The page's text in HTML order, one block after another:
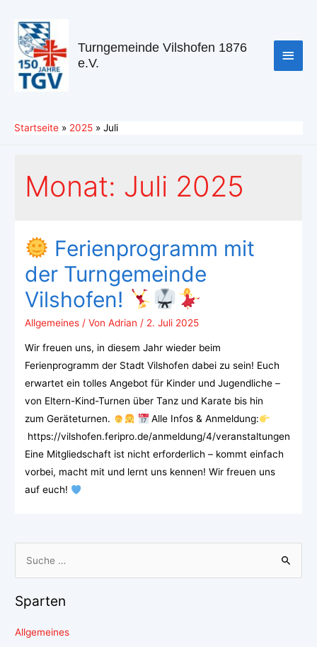
Turngemeinde Vilshofen 1876
e.V.
Startseite 2025 Juli
Monat: Juli 2025
Ferienprogramm mit
der Turngemeinde
Vilshofen!
Allgemeines/ Von Adrian / 2. Juli 2025
Wir freuen uns, in diesem Jahr wieder beim
Ferienprogramm der Stadt Vilshofen dabei zu sein! Euch
erwartet ein tolles Angebot für Kinder und Jugendliche –
von Eltern-Kind-Turnen über Tanz und Karate bis hin
zum Geräteturnen.
Alle Infos & Anmeldung:
https://vilshofen.feripro.de/anmeldung/4/veranstaltungen
Eine Mitgliedschaft ist nicht erforderlich – kommt einfach
vorbei, macht mit und lernt uns kennen! Wir freuen uns
auf euch!
Sparten
Allgemeines